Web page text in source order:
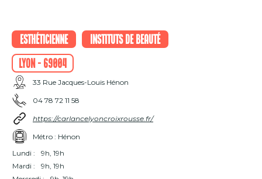
Esthéticienne
Instituts de beauté
Lyon - 69004
33 Rue Jacques-Louis Hénon
04 78 72 11 58
https://carlancelyoncroixrousse.fr/
Métro : Hénon
Lundi :
9h, 19h
Mardi :
9h, 19h